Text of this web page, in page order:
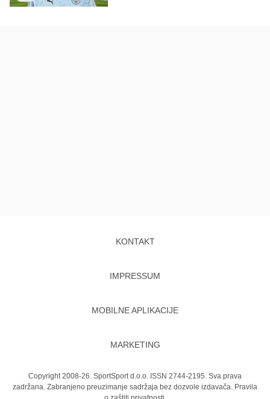
KONTAKT
IMPRESSUM
MOBILNE APLIKACIJE
MARKETING
Copyright 2008-26. SportSport d.o.o. ISSN 2744-2195. Sva prava
zadržana. Zabranjeno preuzimanje sadržaja bez dozvole izdavača. Pravila